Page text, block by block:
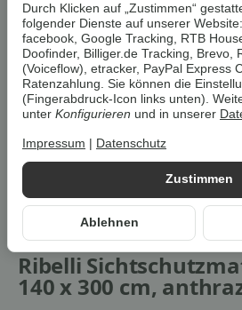
Benachrichtigen
Artikelnummer: 4251415755528Z1
Kategorie:Sonnenschutz &
Beschreibung
, vermeiden
Umverpackungen. Wenn immer es möglich
Bestellung imOriginalkarton des
Ribelli
140 x 300 cm,
Zustimmen
Ablehnen
Durch Klicken auf „Zustimmen“
folgender Dienste auf unserer
facebook, Google Tracking, RTB
Doofinder, Billiger.de Tracking, Brevo,
(Voiceflow), etracker, PayPal Express
Ratenzahlung. Sie können die
(Fingerabdruck-Icon links unten).
unter Konfigurieren und in unserer
Impressum Datenschutz